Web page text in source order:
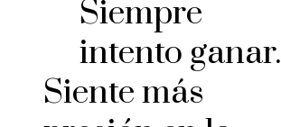
Siempre
intento ganar.
Siente más